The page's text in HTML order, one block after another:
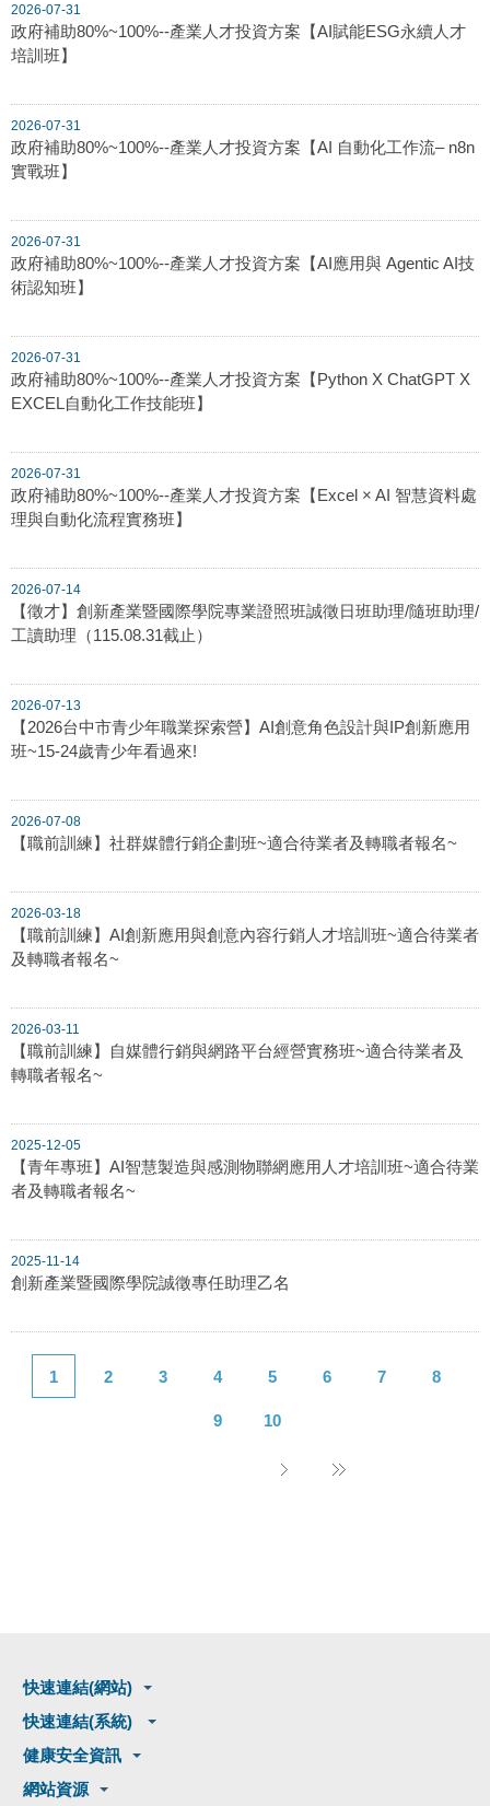
2026-07-31
政府補助80%~100%--產業人才投資方案【AI賦能ESG永續人才
培訓班】
2026-07-31
政府補助80%~100%--產業人才投資方案【AI 自動化工作流– n8n
實戰班】
2026-07-31
政府補助80%~100%--產業人才投資方案【AI應用與 Agentic AI技
術認知班】
2026-07-31
政府補助80%~100%--產業人才投資方案【Python X ChatGPT X
EXCEL自動化工作技能班】
2026-07-31
政府補助80%~100%--產業人才投資方案【Excel × AI 智慧資料處
理與自動化流程實務班】
2026-07-14
【徵才】創新產業暨國際學院專業證照班誠徵日班助理/隨班助理/
工讀助理（115.08.31截止）
2026-07-13
【2026台中市青少年職業探索營】AI創意角色設計與IP創新應用
班~15-24歲青少年看過來!
2026-07-08
【職前訓練】社群媒體行銷企劃班~適合待業者及轉職者報名~
2026-03-18
【職前訓練】AI創新應用與創意內容行銷人才培訓班~適合待業者
及轉職者報名~
2026-03-11
【職前訓練】自媒體行銷與網路平台經營實務班~適合待業者及
轉職者報名~
2025-12-05
【青年專班】AI智慧製造與感測物聯網應用人才培訓班~適合待業
者及轉職者報名~
2025-11-14
創新產業暨國際學院誠徵專任助理乙名
1 2 3 4 5 6 7 8
9 10
快速連結(網站)
快速連結(系統)
健康安全資訊
網站資源